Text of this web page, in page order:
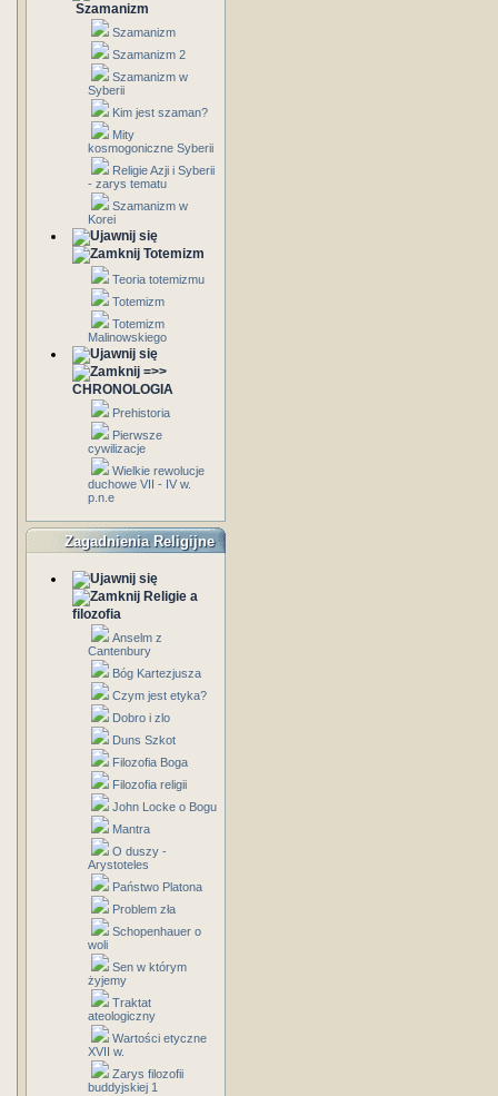
Szamanizm
Szamanizm
Szamanizm 2
Szamanizm w
Syberii
Kim jest szaman?
Mity
kosmogoniczne Syberii
Religie Azji i Syberii
- zarys tematu
Szamanizm w
Korei
Totemizm
Teoria totemizmu
Totemizm
Totemizm
Malinowskiego
=>>
CHRONOLOGIA
Prehistoria
Pierwsze
cywilizacje
Wielkie rewolucje
duchowe VII - IV w.
p.n.e
Zagadnienia Religijne
Religie a
filozofia
Anselm z
Cantenbury
Bóg Kartezjusza
Czym jest etyka?
Dobro i zlo
Duns Szkot
Filozofia Boga
Filozofia religii
John Locke o Bogu
Mantra
O duszy -
Arystoteles
Państwo Platona
Problem zła
Schopenhauer o
woli
Sen w którym
żyjemy
Traktat
ateologiczny
Wartości etyczne
XVII w.
Zarys filozofii
buddyjskiej 1